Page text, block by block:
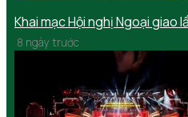
Khai mạc Hội nghị Ngoại giao
8 ngày trước